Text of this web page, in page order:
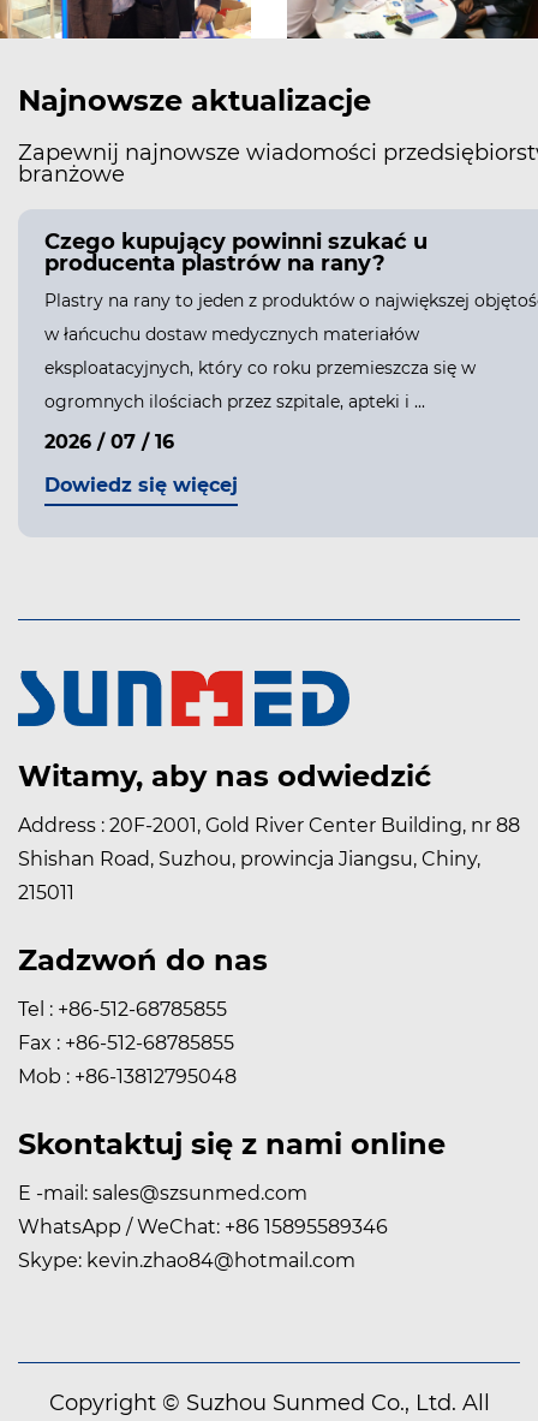
Najnowsze aktualizacje
Zapewnij najnowsze wiadomości
branżowe
Czego kupujący powinni szukać u
producenta plastrów na rany?
Plastry na rany to jeden z produktów o największej
w łańcuchu dostaw medycznych materiałów
eksploatacyjnych, który co roku przemieszcza się w
ogromnych ilościach przez szpitale, apteki i ...
2026 / 07 / 16
Dowiedz się więcej
Witamy, aby nas odwiedzić
Address : 20F-2001, Gold River Center Building, nr 88
Shishan Road, Suzhou, prowincja Jiangsu, Chiny,
215011
Zadzwoń do nas
Tel : +86-512-68785855
Fax : +86-512-68785855
Mob : +86-13812795048
Skontaktuj się z nami online
E -mail: sales@szsunmed.com
WhatsApp / WeChat: +86 15895589346
Skype: kevin.zhao84@hotmail.com
Copyright © Suzhou Sunmed Co., Ltd. All